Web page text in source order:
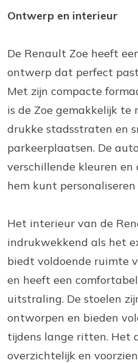
Ontwerp en interieur
De Renault Zoe heeft
ontwerp dat perfect
Met zijn compacte
is de Zoe gemakkelijk te
drukke stadsstraten en
parkeerplaatsen. De
verschillende kleuren
hem kunt
Het interieur van de
indrukwekkend als het
biedt voldoende ruimte
en heeft een
uitstraling. De stoelen
ontworpen en bieden
tijdens lange ritten. Het
overzichtelijk en